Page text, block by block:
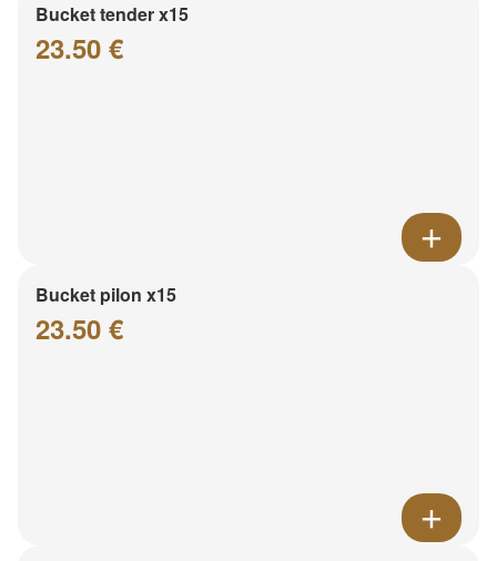
Bucket tender x15
23.50 €
Bucket pilon x15
23.50 €